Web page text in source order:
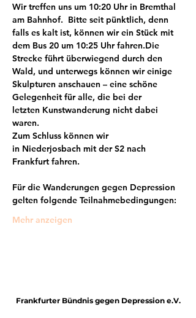
Wir treffen uns um 10:20 Uhr in Bremthal
am Bahnhof.  Bitte seit pünktlich, denn
falls es kalt ist, können wir ein Stück mit
dem Bus 20 um 10:25 Uhr fahren.Die
Strecke führt überwiegend durch den
Wald, und unterwegs können wir einige
Skulpturen anschauen – eine schöne
Gelegenheit für alle, die bei der
letzten Kunstwanderung nicht dabei
waren.
Zum Schluss können wir
in Niederjosbach mit der S2 nach
Frankfurt fahren.
Für die Wanderungen gegen Depression
gelten folgende Teilnahmebedingungen:
Mehr anzeigen
Frankfurter Bündnis gegen Depression e.V.